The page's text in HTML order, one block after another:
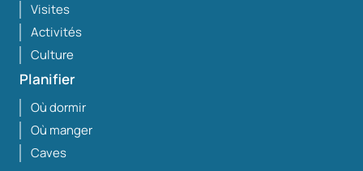
Visites
Activités
Culture
Planifier
Où dormir
Où manger
Caves